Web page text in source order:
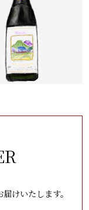
けいたします。